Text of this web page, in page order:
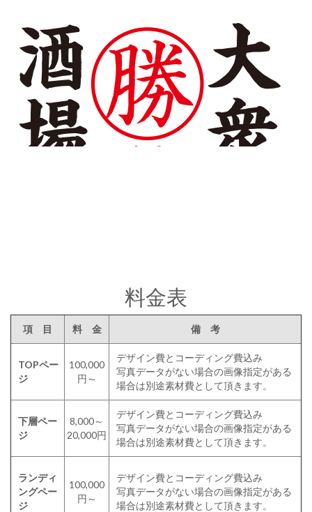
料金表
項 目 料 金 備 考
TOPペー
ジ
100,000
円～
デザイン費とコーディング費込み
写真データがない場合の画像指定がある
場合は別途素材費として頂きます。
下層ペー
ジ
8,000～
20,000円
デザイン費とコーディング費込み
写真データがない場合の画像指定がある
場合は別途素材費として頂きます。
ランディ
ングペー
ジ
100,000
円～
デザイン費とコーディング費込み
写真データがない場合の画像指定がある
場合は別途素材費として頂きます。